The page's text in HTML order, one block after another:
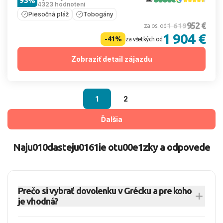
4323 hodnotení
Piesočná pláž Tobogány
za os. od1 619952 €
-41% za všetkých od 1 904 €
Zobraziť detail zájazdu
1 2
Ďalšia
Naju010dasteju0161ie otu00e1zky a odpovede
Prečo si vybrať dovolenku v Grécku a pre koho
je vhodná?